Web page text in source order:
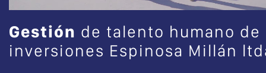
Gestión de talento humano de
inversiones Espinosa Millán